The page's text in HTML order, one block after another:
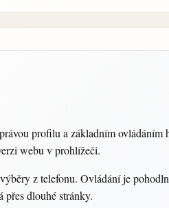
profilu a základním
webu v prohlížeči.
z telefonu. Ovládání je
přes dlouhé stránky.